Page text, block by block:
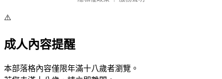
⚠️
成人內容提醒
本部落格內容僅限年滿十八歲者瀏覽。